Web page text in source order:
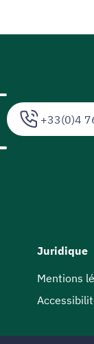
+33(0)4
Juridique
Mentions